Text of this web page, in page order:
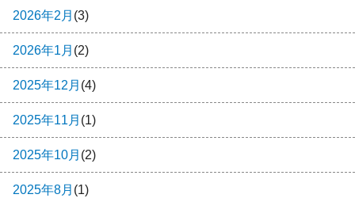
2026年2月 (3)
2026年1月 (2)
2025年12月 (4)
2025年11月 (1)
2025年10月 (2)
2025年8月 (1)